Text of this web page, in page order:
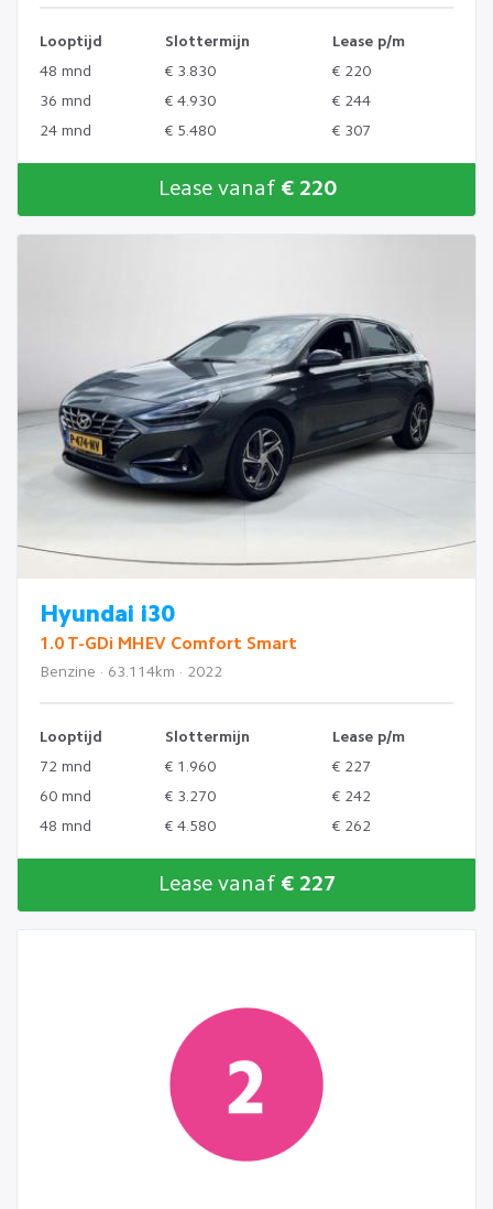
Looptijd Slottermijn
Lease p/m
48 mnd
€ 3.830
€ 220
36 mnd
€ 4.930
€ 244
24 mnd
€ 5.480 € 307
Lease vanaf € 220
Hyundai i30
1.0 T-GDi MHEV Comfort Smart
Benzine · 63.114km · 2022
Looptijd Slottermijn
Lease p/m
72 mnd
€ 1.960
€ 227
60 mnd
€ 3.270
€ 242
48 mnd
€ 4.580 € 262
Lease vanaf € 227